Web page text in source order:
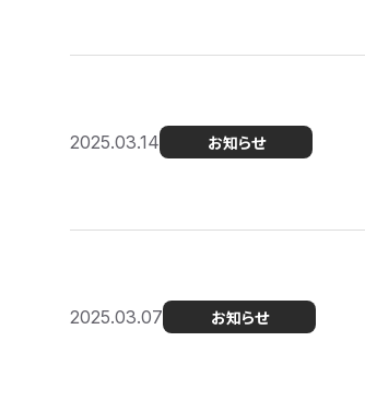
2025.03.14 お知らせ
2025.03.07 お知らせ